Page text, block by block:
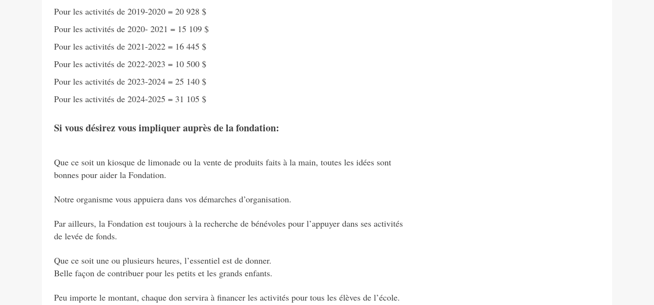
Pour les activités de 2019-2020 = 20 928 $
Pour les activités de 2020- 2021 = 15 109 $
Pour les activités de 2021-2022 = 16 445 $
Pour les activités de 2022-2023 = 10 500 $
Pour les activités de 2023-2024 = 25 140 $
Pour les activités de 2024-2025 = 31 105 $
Si vous désirez vous impliquer auprès de la fondation:
Que ce soit un kiosque de limonade ou la vente de produits faits à la main, toutes les idées sont
bonnes pour aider la Fondation.
Notre organisme vous appuiera dans vos démarches d’organisation.
Par ailleurs, la Fondation est toujours à la recherche de bénévoles pour l’appuyer dans ses activités
de levée de fonds.
Que ce soit une ou plusieurs heures, l’essentiel est de donner.
Belle façon de contribuer pour les petits et les grands enfants.
Peu importe le montant, chaque don servira à financer les activités pour tous les élèves de l’école.